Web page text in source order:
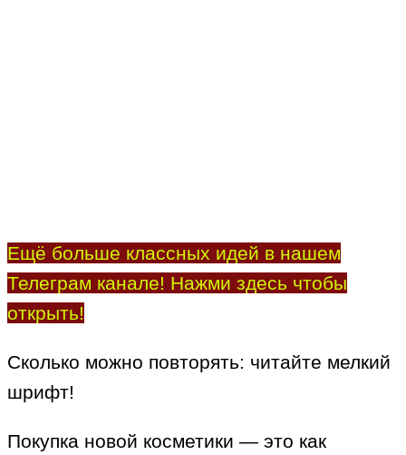
Ещё больше классных идей в нашем
Телеграм канале! Нажми здесь чтобы
открыть!
Сколько можно повторять: читайте мелкий
шрифт!
Покупка новой косметики — это как